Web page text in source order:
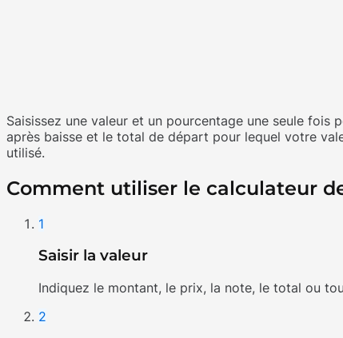
Saisissez une valeur et un pourcentage une seule
après baisse et le total de départ pour lequel votre
utilisé.
Comment utiliser le calculateur
1
Saisir la valeur
Indiquez le montant, le prix, la note, le total ou
2